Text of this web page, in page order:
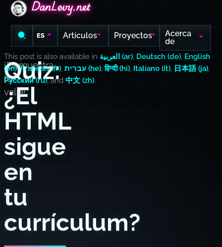
DanLevy.net
DanLevy.net
DanLevy.net
ES Artículos Proyectos
Acerca
de
Quiz:
¿El
HTML
sigue
en
tu
currículum?
¡Demuestra
tu
valía!
This post is also available in العربية (ar), Deutsch (de), English
(en),Français (fr), עברית (he),हिन्दी (hi), Italiano (it), 日本語 (ja),
Русский (ru), and 中文 (zh).